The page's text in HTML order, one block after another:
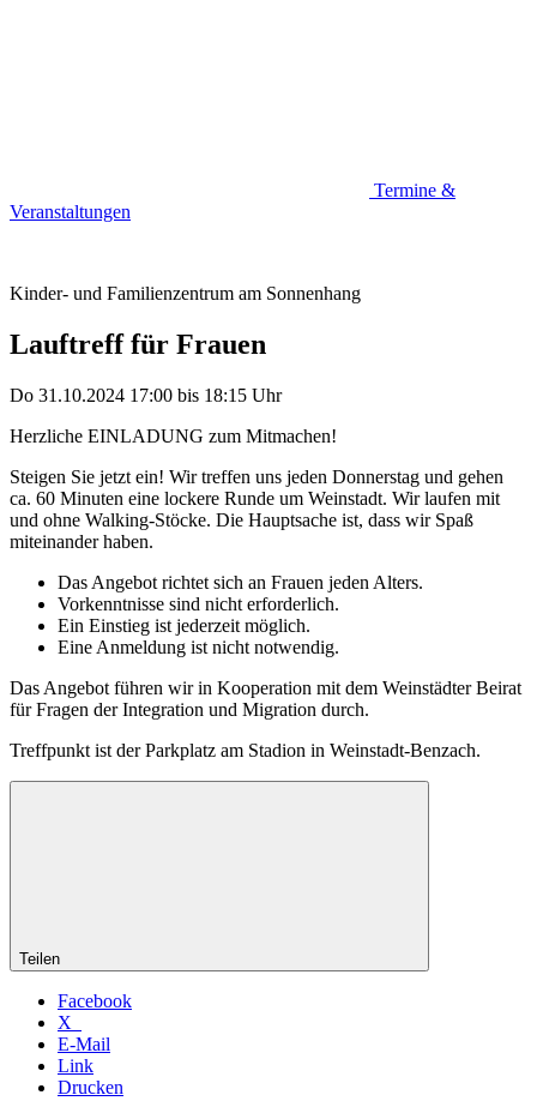
Termine &
Veranstaltungen
Kinder- und Familienzentrum am Sonnenhang
Lauftreff für Frauen
Do 31.10.2024 17:00 bis 18:15 Uhr
Herzliche EINLADUNG zum Mitmachen!
Steigen Sie jetzt ein! Wir treffen uns jeden Donnerstag und gehen
ca. 60 Minuten eine lockere Runde um Weinstadt. Wir laufen mit
und ohne Walking-Stöcke. Die Hauptsache ist, dass wir Spaß
miteinander haben.
Das Angebot richtet sich an Frauen jeden Alters.
Vorkenntnisse sind nicht erforderlich.
Ein Einstieg ist jederzeit möglich.
Eine Anmeldung ist nicht notwendig.
Das Angebot führen wir in Kooperation mit dem Weinstädter Beirat
für Fragen der Integration und Migration durch.
Treffpunkt ist der Parkplatz am Stadion in Weinstadt-Benzach.
Teilen
Facebook
X
E-Mail
Link
Drucken